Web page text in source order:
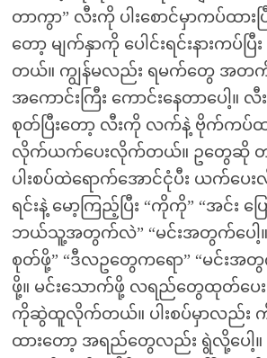
တာကွာ” လီးကို ပါးစောင်မှာကပ်ထား
တော့ မျက်နှာကို ပေါင်းရင်းနားကပ်ပ
တယ်။ ကျွန်မလည်း ရမက်တွေ အတက်
အကောင်းကြီး ကောင်းနေတာပေါ့။
စုတ်ပြီးတော့ လီးကို လက်နဲ့ ဗိုက်ကပ်ထာ
လိုက်ယက်ပေးလိုက်တယ်။ ဥတွေဆို တစ်
ပါးစပ်ထဲရောက်အောင်ငုံပီး ယက်ပ
ရင်းနဲ့ မော့ကြည့်ပြီး “ကိုကို” “အင်း ပ
ဘယ်သူ့အတွက်လဲ” “မင်းအတွက်ပေါ့။
စုတ်ဖို့” “ဒီလဥတွေကရော” “မင်းအ
ဖို့။ မင်းသောက်ဖို့ လရည်တွေထုတ်ပေ
ကိုဆွဲထူလိုက်တယ်။ ပါးစပ်မှာလည်း
ထားတော့ အရည်တွေလည်း ရွဲလို့ပေါ့